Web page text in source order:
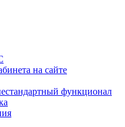
на сайте
функционал